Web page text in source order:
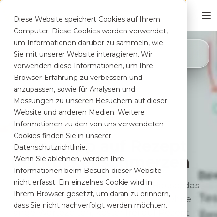
Diese Website speichert Cookies auf Ihrem
Computer. Diese Cookies werden verwendet,
um Informationen darüber zu sammeln, wie
Sie mit unserer Website interagieren. Wir
verwenden diese Informationen, um Ihre
Browser-Erfahrung zu verbessern und
anzupassen, sowie für Analysen und
Messungen zu unseren Besuchern auf dieser
Website und anderen Medien. Weitere
Informationen zu den von uns verwendeten
Cookies finden Sie in unserer
Datenschutzrichtlinie.
Wenn Sie ablehnen, werden Ihre
Informationen beim Besuch dieser Website
nicht erfasst. Ein einzelnes Cookie wird in
Ihrem Browser gesetzt, um daran zu erinnern,
dass Sie nicht nachverfolgt werden möchten.
Deine App auf Rezept
bei Rücken­schmerzen
Therapeutisches Training für zu Hause, das
sich flexibel deinem Alltag anpasst. Ohne
lange Wartezeiten, kostenfrei auf Rezept.